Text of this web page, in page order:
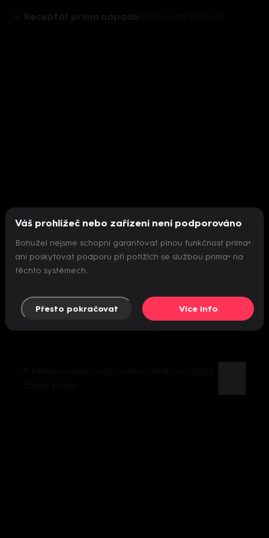
Receptář prima nápadů
Nepodařilo se inicializovat přehrávač
Váš prohlížeč nebo zařízení není podporováno
Bohužel nejsme schopni garantovat plnou funkčnost prima+
ani poskytovat podporu při potížích se službou prima+ na
těchto systémech.
Přesto pokračovat Více info